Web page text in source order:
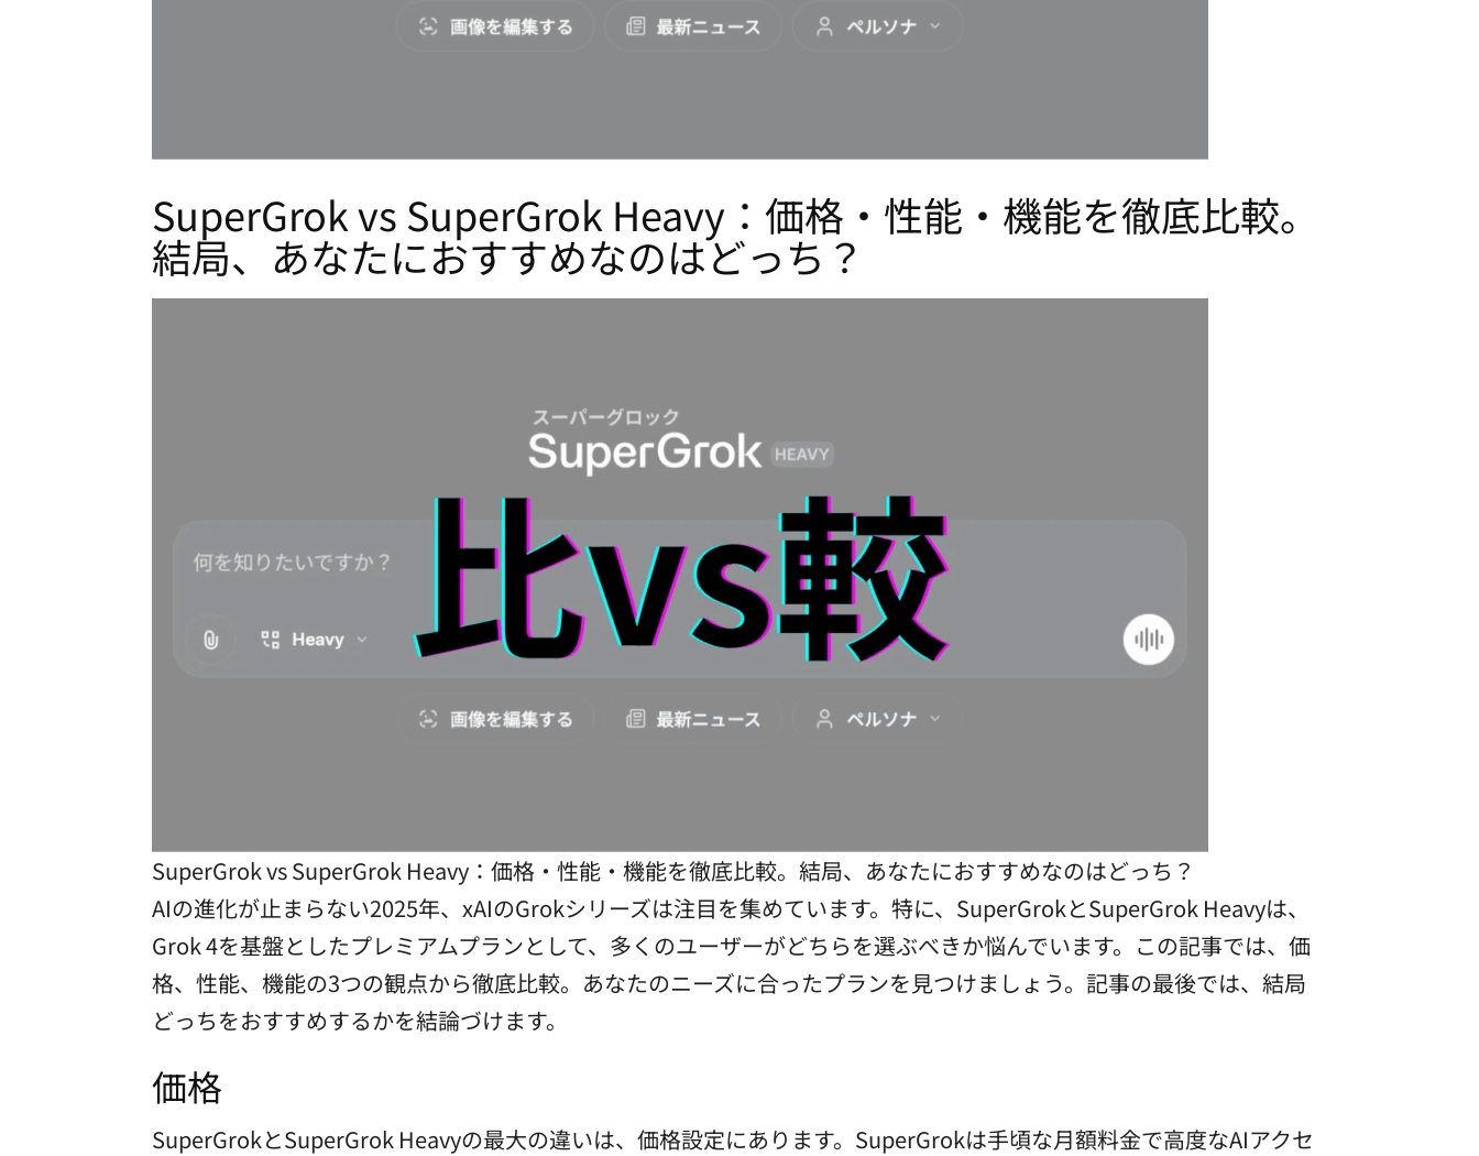
SuperGrok vs SuperGrok Heavy：価格・性能・機能を徹底比較。
結局、あなたにおすすめなのはどっち？
SuperGrok vs SuperGrok Heavy：価格・性能・機能を徹底比較。結局、あなたにおすすめなのはどっち？
AIの進化が止まらない2025年、xAIのGrokシリーズは注目を集めています。特に、SuperGrokとSuperGrok Heavyは、
Grok 4を基盤としたプレミアムプランとして、多くのユーザーがどちらを選ぶべきか悩んでいます。この記事では、価
格、性能、機能の3つの観点から徹底比較。あなたのニーズに合ったプランを見つけましょう。記事の最後では、結局
どっちをおすすめするかを結論づけます。
価格
SuperGrokとSuperGrok Heavyの最大の違いは、価格設定にあります。SuperGrokは手頃な月額料金で高度なAIアクセ